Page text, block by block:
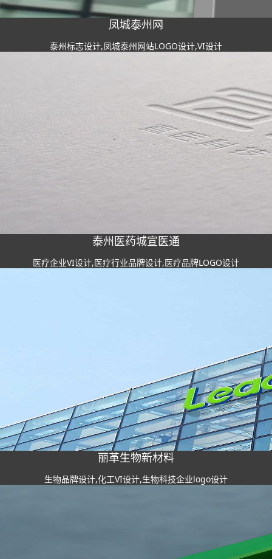
凤城泰州网
泰州标志设计,凤城泰州网站LOGO设计,VI设计
泰州医药城宣医通
医疗企业VI设计,医疗行业品牌设计,医疗品牌LOGO设计
丽革生物新材料
生物品牌设计,化工VI设计,生物科技企业logo设计